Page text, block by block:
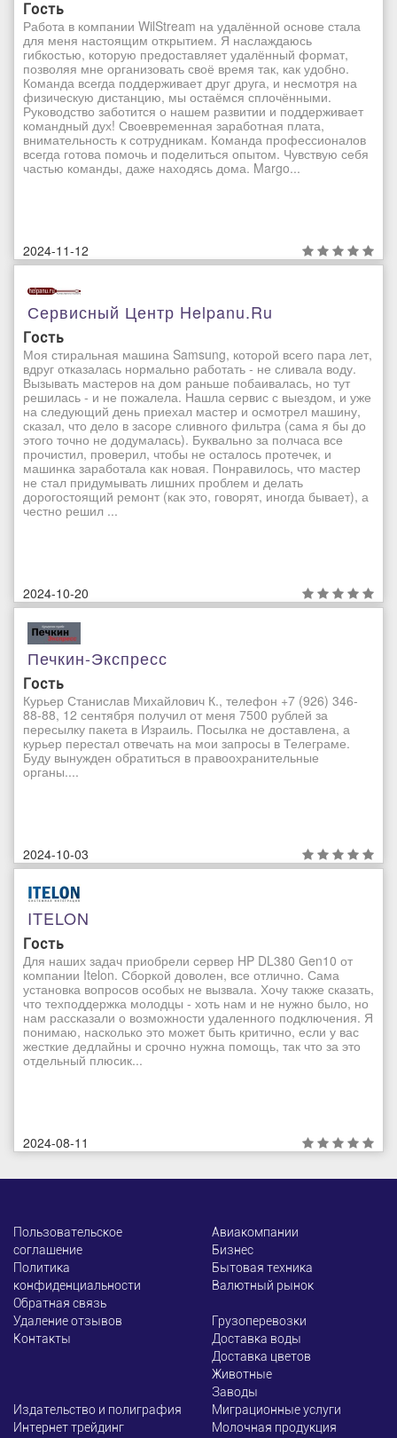
Гость
Работа в компании WilStream на удалённой основе стала
для меня настоящим открытием. Я наслаждаюсь
гибкостью, которую предоставляет удалённый формат,
позволяя мне организовать своё время так, как удобно.
Команда всегда поддерживает друг друга, и несмотря на
физическую дистанцию, мы остаёмся сплочёнными.
Руководство заботится о нашем развитии и поддерживает
командный дух! Своевременная заработная плата,
внимательность к сотрудникам. Команда профессионалов
всегда готова помочь и поделиться опытом. Чувствую себя
частью команды, даже находясь дома. Margo...
2024-11-12
Сервисный Центр Helpanu.ru
Гость
Моя стиральная машина Samsung, которой всего пара лет,
вдруг отказалась нормально работать - не сливала воду.
Вызывать мастеров на дом раньше побаивалась, но тут
решилась - и не пожалела. Нашла сервис с выездом, и уже
на следующий день приехал мастер и осмотрел машину,
сказал, что дело в засоре сливного фильтра (сама я бы до
этого точно не додумалась). Буквально за полчаса все
прочистил, проверил, чтобы не осталось протечек, и
машинка заработала как новая. Понравилось, что мастер
не стал придумывать лишних проблем и делать
дорогостоящий ремонт (как это, говорят, иногда бывает), а
честно решил ...
2024-10-20
Печкин-Экспресс
Гость
Курьер Станислав Михайлович К., телефон +7 (926) 346-
88-88, 12 сентября получил от меня 7500 рублей за
пересылку пакета в Израиль. Посылка не доставлена, а
курьер перестал отвечать на мои запросы в Телеграме.
Буду вынужден обратиться в правоохранительные
органы....
2024-10-03
ITELON
Гость
Для наших задач приобрели сервер HP DL380 Gen10 от
компании Itelon. Сборкой доволен, все отлично. Сама
установка вопросов особых не вызвала. Хочу также сказать,
что техподдержка молодцы - хоть нам и не нужно было, но
нам рассказали о возможности удаленного подключения. Я
понимаю, насколько это может быть критично, если у вас
жесткие дедлайны и срочно нужна помощь, так что за это
отдельный плюсик...
2024-08-11
Пользовательское
соглашение
Политика
конфиденциальности
Обратная связь
Удаление отзывов
Контакты
Авиакомпании
Бизнес
Бытовая техника
Валютный рынок
Грузоперевозки
Доставка воды
Доставка цветов
Животные
Заводы
Издательство и полиграфия
Интернет трейдинг
Миграционные услуги
Молочная продукция